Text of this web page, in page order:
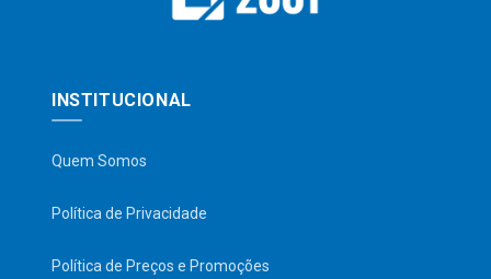
INSTITUCIONAL
Quem Somos
Política de Privacidade
Política de Preços e Promoções